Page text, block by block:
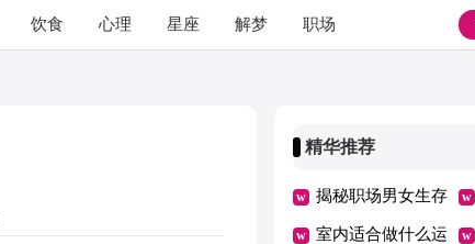
饮食 心理 星座 解梦 职场
精华推荐
揭秘职场男女生存
武器有什么不同
室内适合做什么运